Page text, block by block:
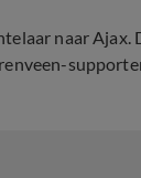
naar Ajax.